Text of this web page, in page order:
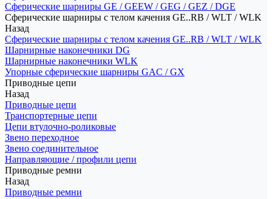
Сферические шарниры GE / GEEW / GEG / GEZ / DGE
Сферические шарниры с телом качения GE..RB / WLT / WLK
Назад
Сферические шарниры с телом качения GE..RB / WLT / WLK
Шарнирные наконечники DG
Шарнирные наконечники WLK
Упорные сферические шарниры GAC / GX
Приводные цепи
Назад
Приводные цепи
Транспортерные цепи
Цепи втулочно-роликовые
Звено переходное
Звено соединительное
Направляющие / профили цепи
Приводные ремни
Назад
Приводные ремни